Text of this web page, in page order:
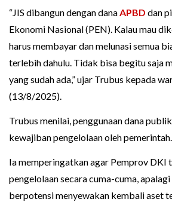
“JIS dibangun dengan danaAPBD dan
Ekonomi Nasional (PEN). Kalau mau
harus membayar dan melunasi semua
terlebih dahulu. Tidak bisa begitu saja
yang sudah ada,” ujar Trubus kepada
(13/8/2025).
Trubus menilai, penggunaan dana
kewajiban pengelolaan oleh pemerintah.
Ia memperingatkan agar Pemprov DKI
pengelolaan secara cuma-cuma,
berpotensi menyewakan kembali aset